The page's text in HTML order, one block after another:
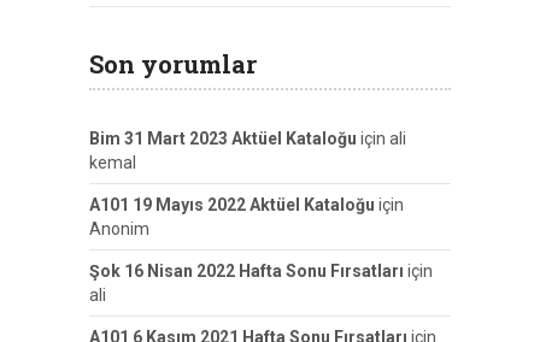
Son yorumlar
Bim 31 Mart 2023 Aktüel Kataloğu için ali
kemal
A101 19 Mayıs 2022 Aktüel Kataloğu için
Anonim
Şok 16 Nisan 2022 Hafta Sonu Fırsatları için
ali
A101 6 Kasım 2021 Hafta Sonu Fırsatları için